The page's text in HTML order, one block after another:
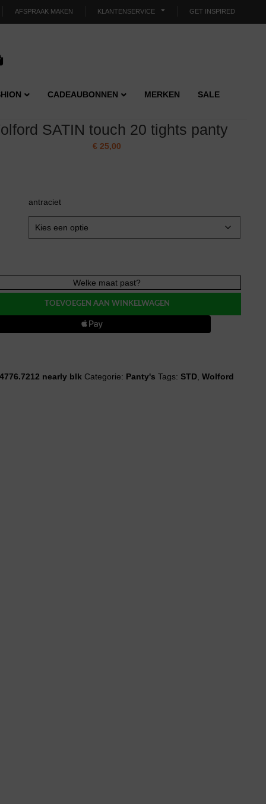
AFSPRAAK MAKEN KLANTENSERVICE GET INSPIRED
CADEAUBONNEN MERKEN SALE
SATIN touch 20 tights panty
€ 25,00
antraciet
Welke maat past?
TOEVOEGEN AAN WINKELWAGEN
nearly blk Categorie: Panty's Tags:STD ,Wolford